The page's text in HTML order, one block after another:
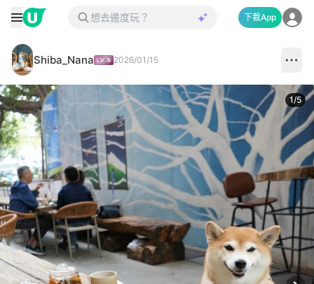
下載App
Shiba_Nana 2026/01/15
1/5